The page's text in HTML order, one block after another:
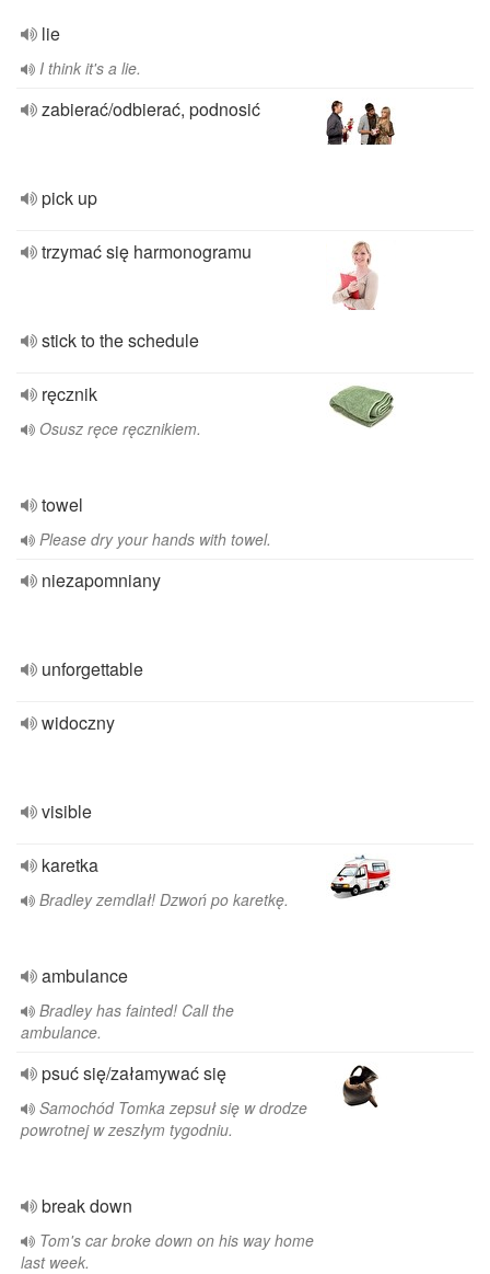
lie
I think it's a lie.
zabierać/odbierać, podnosić
pick up
trzymać się harmonogramu
stick to the schedule
ręcznik
Osusz ręce ręcznikiem.
towel
Please dry your hands with towel.
niezapomniany
unforgettable
widoczny
visible
karetka
Bradley zemdlał! Dzwoń po karetkę.
ambulance
Bradley has fainted! Call the
ambulance.
psuć się/załamywać się
Samochód Tomka zepsuł się w drodze
powrotnej w zeszłym tygodniu.
break down
Tom's car broke down on his way home
last week.